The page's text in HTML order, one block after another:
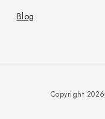
Blog
Copyright 2026